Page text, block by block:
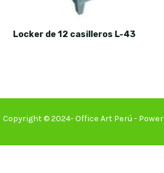
Locker de 12 casilleros L-43
Copyright © 2024- Office Art Perú -